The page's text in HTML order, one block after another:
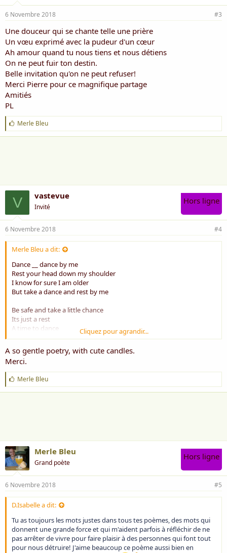
6 Novembre 2018 #3
Une douceur qui se chante telle une prière
Un vœu exprimé avec la pudeur d'un cœur
Ah amour quand tu nous tiens et nous détiens
On ne peut fuir ton destin.
Belle invitation qu'on ne peut refuser!
Merci Pierre pour ce magnifique partage
Amitiés
PL
J
'
a
Merle Bleu
V vastevue
Invité
Hors ligne
6 Novembre 2018 #4
Merle Bleu a dit:
Dance __ dance by me
Rest your head down my shoulder
I know for sure I am older
But take a dance and rest by me
Be safe and take a little chance
Its just a rest
A time to dance
Just rest on me and take the best
I can listen with interest
Give you the help and confidence
'til you go East or West
Searching a clue __ your evidence
When you must go there's no offense
Just pull the door and keep the key
It's just a rest __ yes __ just a dance
Just say good bye __ and be happy
______
Danse __ danse avec moi
Repose toi __ là __ dans mes bras
Je suis plus vieux __ je sais tout ça
Mais danse encor __ danse avec moi
Cliquez pour agrandir...
A so gentle poetry, with cute candles.
Merci.
J
'
a
Merle Bleu
Merle Bleu
Grand poète
Hors ligne
6 Novembre 2018 #5
D.Isabelle a dit:
Tu as toujours les mots justes dans tous tes poèmes, des mots qui
donnent une grande force et qui m'aident parfois à réfléchir de ne
pas arrêter de vivre pour faire plaisir à des personnes qui font tout
pour nous détruire! J'aime beaucoup ce poème aussi bien en